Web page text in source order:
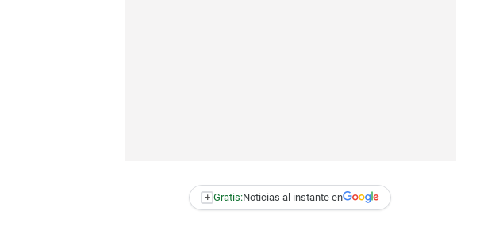
+ Gratis:Noticias al instante en